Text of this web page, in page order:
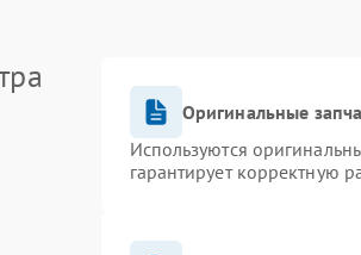
Оригинальные
Используются
гарантирует корректную